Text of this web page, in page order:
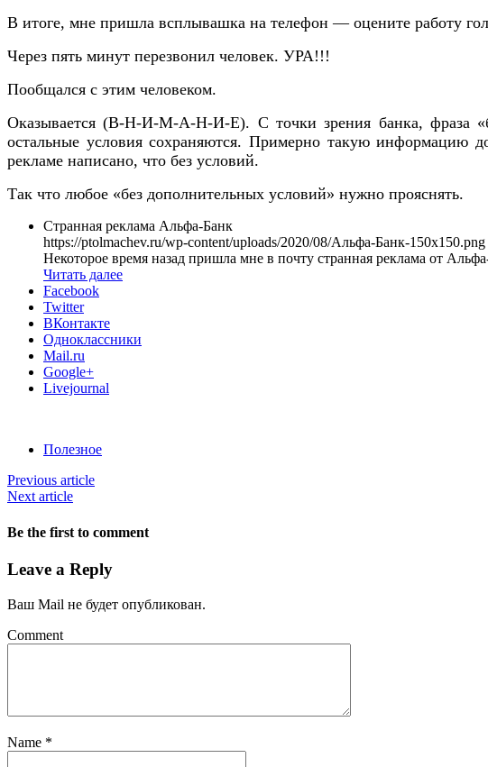
В итоге, мне пришла всплывашка на телефон — оцените работу
Через пять минут перезвонил человек. УРА!!!
Пообщался с этим человеком.
Оказывается (В-Н-И-М-А-Н-И-Е). С точки зрения банка, фраза
остальные условия сохраняются. Примерно такую информацию
рекламе написано, что без условий.
Так что любое «без дополнительных условий» нужно прояснять.
Странная реклама Альфа-Банк
https://ptolmachev.ru/wp-content/uploads/2020/08/Альфа-Банк-150x150.png
Некоторое время назад пришла мне в почту странная реклама от
Читать далее
Facebook
Twitter
ВКонтакте
Одноклассники
Mail.ru
Google+
Livejournal
Полезное
Previous article
Next article
Be the first to comment
Leave a Reply
Ваш Mail не будет опубликован.
Comment
Name *